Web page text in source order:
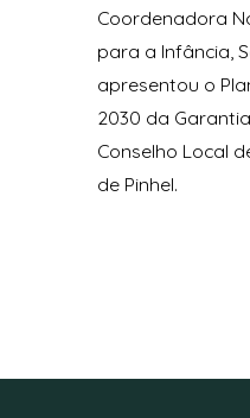
Coordenadora
para a Infância,
apresentou o
2030 da
Conselho Local
de Pinhel.